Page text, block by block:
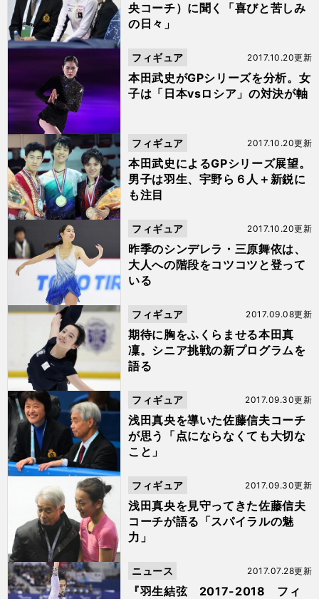
央コーチ）に聞く「喜びと苦しみ
の日々」
本田武史がGPシリーズを分析。女
子は「日本vsロシア」の対決が軸
2017.10.20更新
フィギュア
本田武史によるGPシリーズ展望。
男子は羽生、宇野ら６人＋新鋭に
も注目
2017.10.20更新
フィギュア
昨季のシンデレラ・三原舞依は、
大人への階段をコツコツと登って
いる
2017.10.20更新
フィギュア
期待に胸をふくらませる本田真
凜。シニア挑戦の新プログラムを
語る
2017.09.08更新
フィギュア
浅田真央を導いた佐藤信夫コーチ
が思う「点にならなくても大切な
こと」
2017.09.30更新
フィギュア
浅田真央を見守ってきた佐藤信夫
コーチが語る「スパイラルの魅
力」
2017.09.30更新
フィギュア
『羽生結弦 2017-2018 フィ
2017.07.28更新
ニュース